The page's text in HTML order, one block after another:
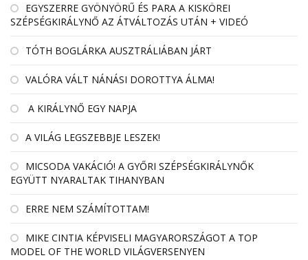
EGYSZERRE GYÖNYÖRŰ ÉS PARA A KISKÖREI
SZÉPSÉGKIRÁLYNŐ AZ ÁTVÁLTOZÁS UTÁN + VIDEÓ
TÓTH BOGLÁRKA AUSZTRÁLIÁBAN JÁRT
VALÓRA VÁLT NÁNÁSI DOROTTYA ÁLMA!
A KIRÁLYNŐ EGY NAPJA
A VILÁG LEGSZEBBJE LESZEK!
MICSODA VAKÁCIÓ! A GYŐRI SZÉPSÉGKIRÁLYNŐK
EGYÜTT NYARALTAK TIHANYBAN
ERRE NEM SZÁMÍTOTTAM!
MIKE CINTIA KÉPVISELI MAGYARORSZÁGOT A TOP
MODEL OF THE WORLD VILÁGVERSENYEN